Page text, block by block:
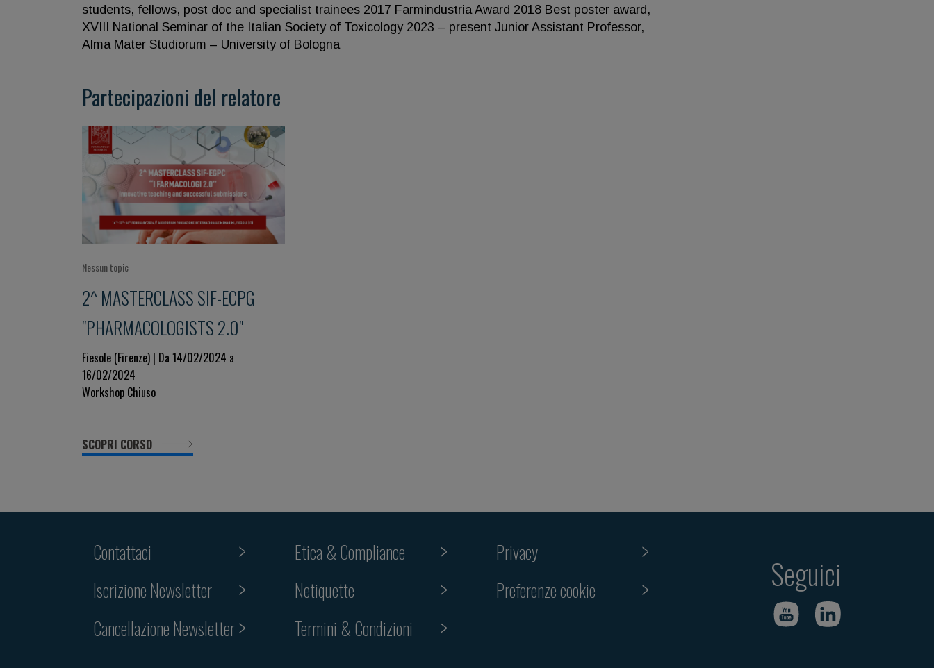
students, fellows, post doc and specialist trainees 2017 Farmindustria Award 2018 Best poster award,
XVIII National Seminar of the Italian Society of Toxicology 2023 – present Junior Assistant Professor,
Alma Mater Studiorum – University of Bologna
Partecipazioni del relatore
Nessun topic
2^ MASTERCLASS SIF-ECPG
"PHARMACOLOGISTS 2.0"
Fiesole (Firenze) | Da 14/02/2024 a
16/02/2024
Workshop Chiuso
SCOPRI CORSO
Contattaci
Iscrizione Newsletter
Cancellazione Newsletter
Etica & Compliance
Netiquette
Termini & Condizioni
Privacy
Preferenze cookie
Seguici